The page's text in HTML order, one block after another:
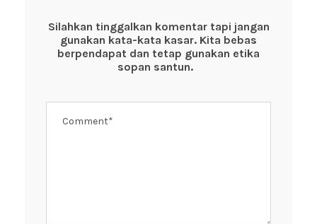
o
o
p
p
Silahkan tinggalkan komentar tapi jangan
gunakan kata-kata kasar. Kita bebas
berpendapat dan tetap gunakan etika
sopan santun.